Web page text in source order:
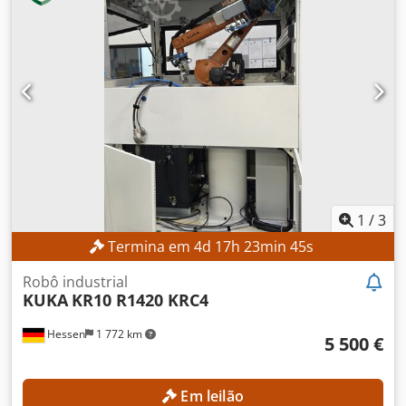
1 /3
Termina em 4d 17h 23min 43s
Hessen 1 772 km
Robô industrial
KUKA KR10 R1420 KRC4
5 500 €
Em leilão